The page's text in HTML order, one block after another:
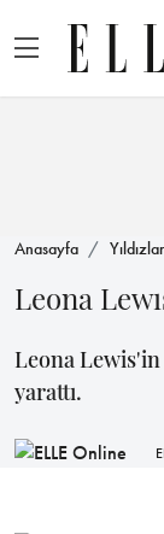
Anasayfa Yıldızlar
Leona
Leona Lewis'in
yarattı.